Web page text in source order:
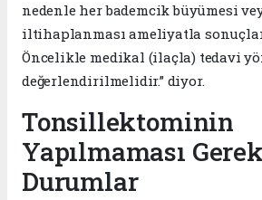
nedenle her bademcik büyümesi
iltihaplanması ameliyatla
Öncelikle medikal (ilaçla) tedavi
değerlendirilmelidir.” diyor.
Tonsillektominin
Yapılmaması
Durumlar